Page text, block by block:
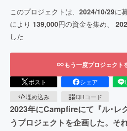
このプロジェクトは、 2024/10/29に
により 139,000円の資金を集め、
した
もう一度プロジェクト
ポスト シェア
埋め込み
QRコード
2023年にCampfireにて『ル･レ
うプロジェクトを企画した。そ